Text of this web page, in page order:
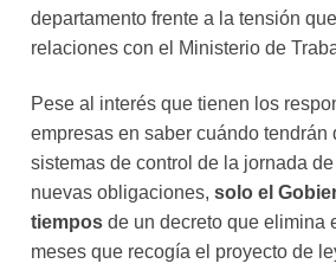
departamento frente a la tensión
relaciones con el Ministerio de
Pese al interés que tienen los
empresas en saber cuándo tendrán
sistemas de control de la jornada
nuevas obligaciones, solo el
tiempos de un decreto que elimina
meses que recogía el proyecto de